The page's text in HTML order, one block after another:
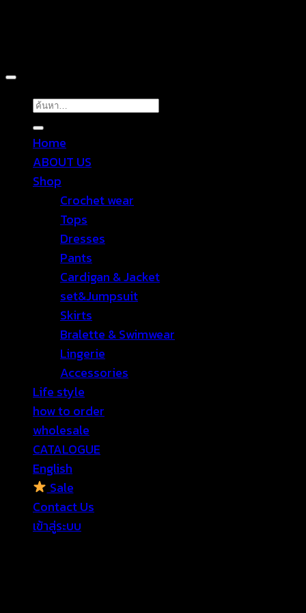
ค้นหา:
Home
ABOUT US
Shop
Crochet wear
Tops
Dresses
Pants
Cardigan & Jacket
set&Jumpsuit
Skirts
Bralette & Swimwear
Lingerie
Accessories
Life style
how to order
wholesale
CATALOGUE
English
Sale
Contact Us
เข้าสู่ระบบ